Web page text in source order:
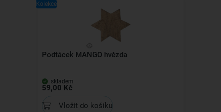
Kolekce
Podtácek MANGO hvězda
skladem
59,00 Kč
Vložit do košíku